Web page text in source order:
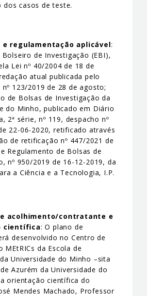
dos casos de teste.
e regulamentação aplicável:
de Investigação (EBI),
Lei nº 40/2004 de 18 de
atual publicada pelo
123/2019 de 28 de agosto;
de Bolsas de Investigação da
do Minho, publicado em Diário
2ª série, nº 119, despacho nº
22-06-2020, retificado através
de retificação nº 447/2021 de
Regulamento de Bolsas de
nº 950/2019 de 16-12-2019, da
a Ciência e a Tecnologia, I.P.
acolhimento/contratante e
científica: O plano de
desenvolvido no Centro de
MEtRICs da Escola de
Universidade do Minho –sita
Azurém da Universidade do
orientação científica do
Mendes Machado, Professor